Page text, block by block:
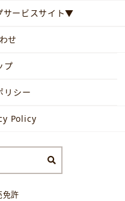
サービスサイト▼
せ
プ
リシー
Policy
許